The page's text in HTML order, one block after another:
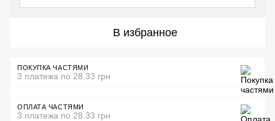
В избранное
ПОКУПКА ЧАСТЯМИ
3 платежа по 28.33 грн
ОПЛАТА ЧАСТЯМИ
3 платежа по 28.33 грн